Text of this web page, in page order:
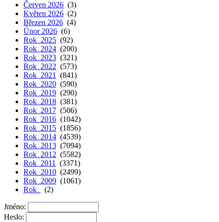
Červen 2026 (3)
Květen 2026 (2)
Březen 2026 (4)
Únor 2026 (6)
Rok 2025 (92)
Rok 2024 (200)
Rok 2023 (321)
Rok 2022 (573)
Rok 2021
(841)
Rok 2020 (590)
Rok 2019 (290)
Rok 2018 (381)
Rok 2017 (506)
Rok 2016 (1042)
Rok 2015 (1856)
Rok 2014 (4539)
Rok 2013 (7094)
Rok 2012 (5582)
Rok 2011
(3371)
Rok 2010 (2499)
Rok 2009 (1061)
Rok
(2)
Jméno:
Heslo: